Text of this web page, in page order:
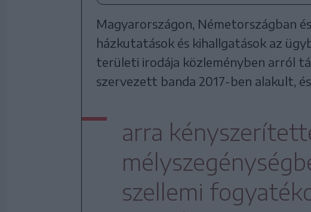
Magyarországon, Németországban
házkutatások és kihallgatások az
területi irodája közleményben arról
szervezett banda 2017-ben alakult, és
arra
szellemi